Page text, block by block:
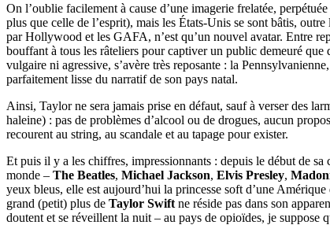
On l’oublie facilement à cause d’une imagerie frelatée,
plus que celle de l’esprit), mais les États-Unis se sont bâtis,
par Hollywood et les GAFA, n’est qu’un nouvel avatar. Entre
bouffant à tous les râteliers pour captiver un public demeuré que
vulgaire ni agressive, s’avère très reposante : la
parfaitement lisse du narratif de son pays natal.
Ainsi, Taylor ne sera jamais prise en défaut, sauf à verser des
haleine) : pas de problèmes d’alcool ou de drogues, aucun
recourent au string, au scandale et au tapage pour exister.
Et puis il y a les chiffres, impressionnants : depuis le début de
monde – The Beatles, Michael Jackson, Elvis Presley,
yeux bleus, elle est aujourd’hui la princesse soft d’une
grand (petit) plus de Taylor Swift ne réside pas dans son
doutent et se réveillent la nuit – au pays de opioïdes, je suppose